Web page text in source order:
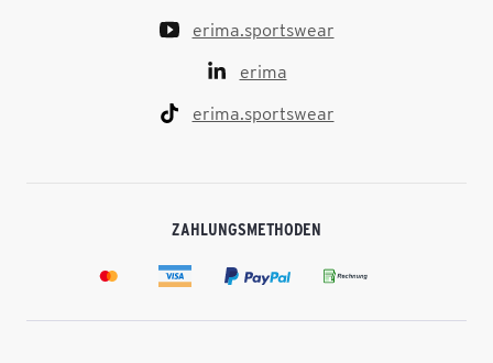
erima.sportswear
erima
erima.sportswear
ZAHLUNGSMETHODEN